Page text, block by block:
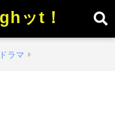
ッt！
ドラマ